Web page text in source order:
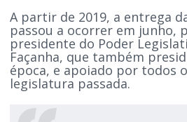
A partir de 2019, a entrega
passou a ocorrer em junho,
presidente do Poder
Façanha, que também
época, e apoiado por todos
legislatura passada.